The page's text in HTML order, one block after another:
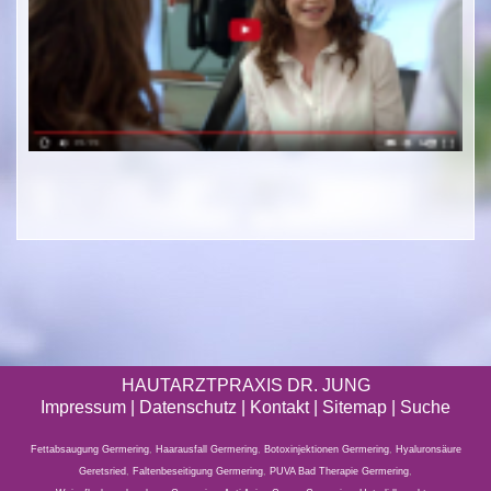
HAUTARZTPRAXIS DR. JUNG
Impressum
Datenschutz | Kontakt | Sitemap Suche
Fettabsaugung Germering, Haarausfall Germering, Botoxinjektionen Germering, Hyaluronsäure
Geretsried , Faltenbeseitigung Germering, PUVA Bad Therapie Germering,